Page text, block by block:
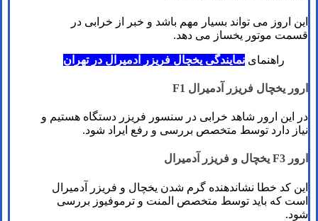
این اروز می تواند بسیار مهم باشد و خبر از خرابی در
قسمت موتور یخساز می دهد.
راهنمای نمایندگی یخچال فریزر آدمیرال در تهران
ارور یخچال فریزر آدمیرال F1
در این ارور شاهد خرابی در سنسور فریزر دستگاه هستیم و
نیاز دارد توسط متخصص بررسی و رفع ایراد شود.
ارور F3 یخچال و فریزر آدمیرال
این کد خطا نشاندهنده گرم شدن یخچال و فریزر آدمیرال
است که باید توسط متخصص المنت و ترموفیوز بررسی
شود.